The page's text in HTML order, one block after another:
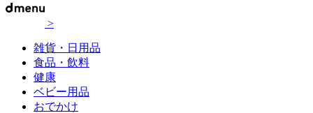
>
雑貨・日用品
食品・飲料
健康
ベビー用品
おでかけ